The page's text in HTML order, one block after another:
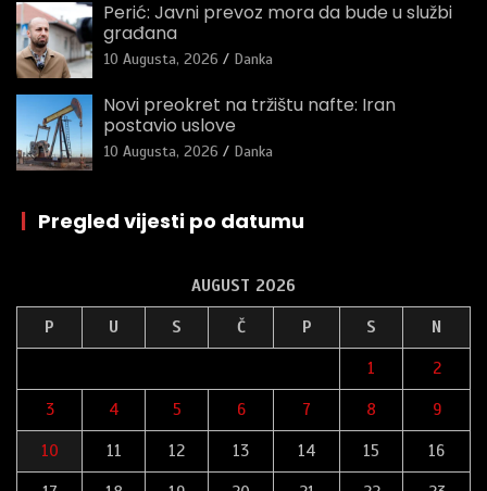
Perić: Javni prevoz mora da bude u službi
građana
10 Augusta, 2026 Danka
Novi preokret na tržištu nafte: Iran
postavio uslove
10 Augusta, 2026 Danka
| Pregled vijesti po datumu
AUGUST 2026
P U S Č P S N
1 2
3 4 5 6 7 8 9
10 11 12 13 14 15 16